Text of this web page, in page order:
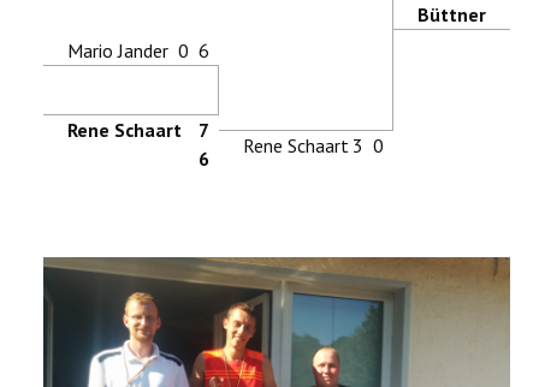
Mario Jander 6
0
Rene Schaart
7
6
Rene Schaart 0
3
Büttner